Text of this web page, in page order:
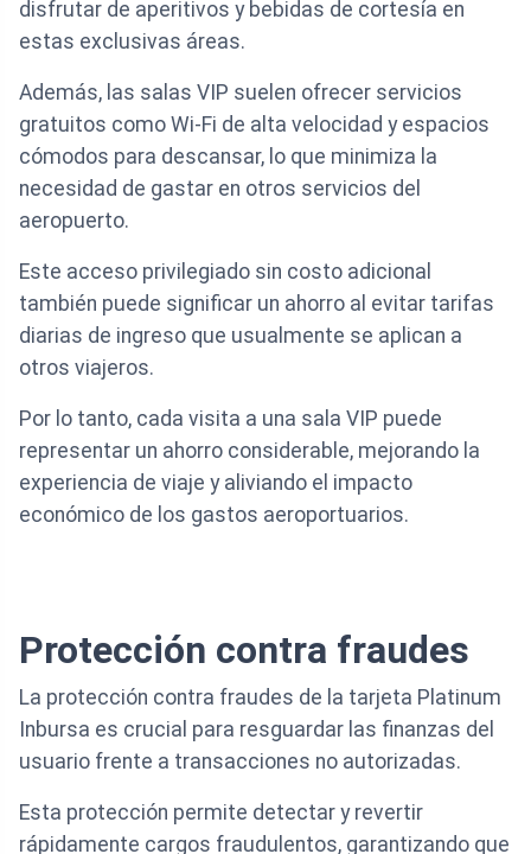
disfrutar de aperitivos y bebidas de cortesía en
estas exclusivas áreas.
Además, las salas VIP suelen ofrecer servicios
gratuitos como Wi-Fi de alta velocidad y espacios
cómodos para descansar, lo que minimiza la
necesidad de gastar en otros servicios del
aeropuerto.
Este acceso privilegiado sin costo adicional
también puede significar un ahorro al evitar tarifas
diarias de ingreso que usualmente se aplican a
otros viajeros.
Por lo tanto, cada visita a una sala VIP puede
representar un ahorro considerable, mejorando la
experiencia de viaje y aliviando el impacto
económico de los gastos aeroportuarios.
Protección contra fraudes
La protección contra fraudes de la tarjeta Platinum
Inbursa es crucial para resguardar las finanzas del
usuario frente a transacciones no autorizadas.
Esta protección permite detectar y revertir
rápidamente cargos fraudulentos, garantizando que